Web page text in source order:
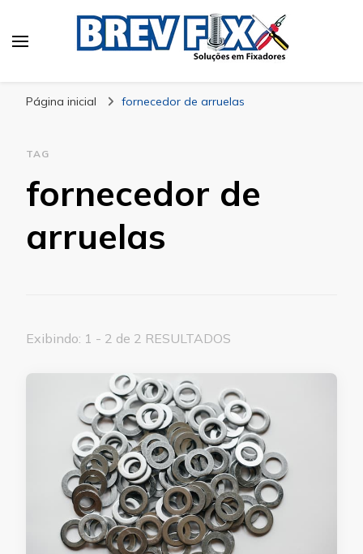
Página inicial fornecedor de arruelas
TAG
fornecedor de
arruelas
Exibindo: 1 - 2 de 2 RESULTADOS